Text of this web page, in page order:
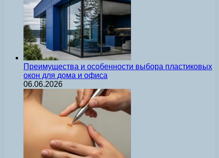
Преимущества и особенности выбора пластиковых
окон для дома и офиса
06.06.2026